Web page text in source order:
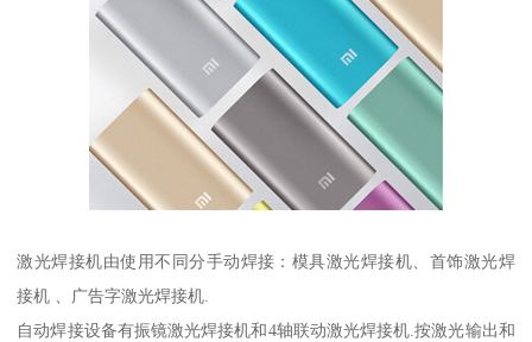
激光焊接机由使用不同分手动焊接：模具激光焊接机、首饰激光焊
接机 、广告字激光焊接机.
自动焊接设备有振镜激光焊接机和4轴联动激光焊接机.按激光输出和